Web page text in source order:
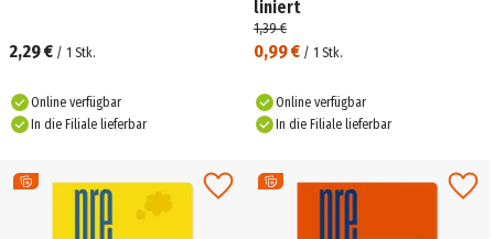
2,29 € / 1 Stk.
Online verfügbar
In die Filiale lieferbar
liniert
0,99 € / 1 Stk.
1,39 €
Online verfügbar
In die Filiale lieferbar